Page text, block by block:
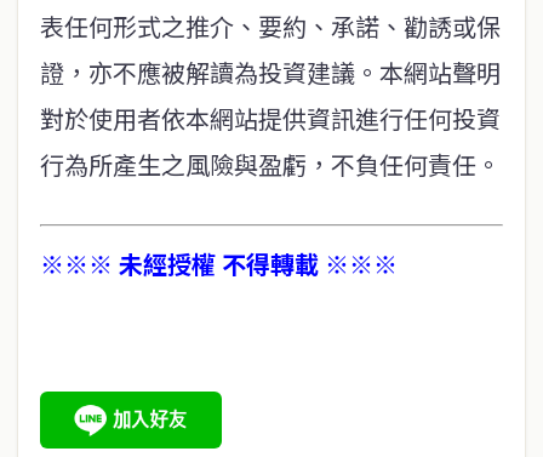
表任何形式之推介、要約、承諾、勸誘或保
證，亦不應被解讀為投資建議。本網站聲明
對於使用者依本網站提供資訊進行任何投資
行為所產生之風險與盈虧，不負任何責任。
※※※ 未經授權 不得轉載 ※※※